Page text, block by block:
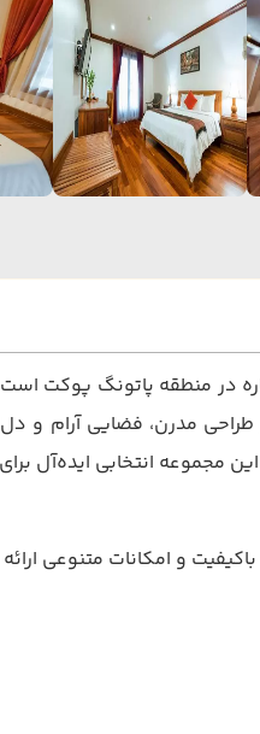
در منطقه پاتونگ پوکت است
مدرن، فضایی آرام و
مجموعه انتخابی ایده‌آل